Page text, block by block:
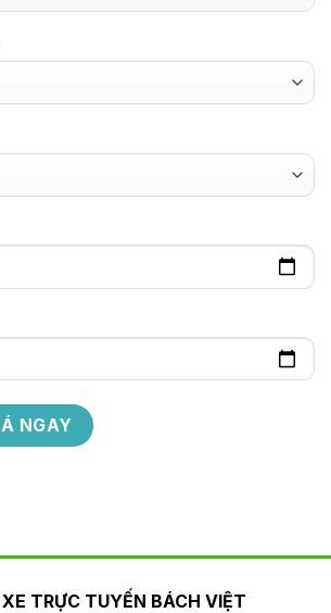
TRỰC TUYẾN BÁCH VIỆT